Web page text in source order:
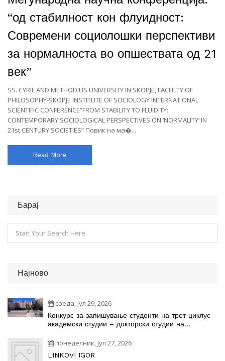
“од стабилност кон флуидност:
Современи социолошки перспективи
за нормалноста во опшествата од 21
век”
SS. CYRIL AND METHODIUS UNIVERSITY IN SKOPJE, FACULTY OF
PHILOSOPHY-SKOPJE INSTITUTE OF SOCIOLOGY INTERNATIONAL
SCIENTIFIC CONFERENCE“FROM STABILITY TO FLUIDITY:
CONTEMPORARY SOCIOLOGICAL PERSPECTIVES ON ‘NORMALITY’ IN
21st CENTURY SOCIETIES” Повик на ма�...
Read More
Барај
Најново
среда, Јул 29, 2026
Конкурс за запишување студенти на трет циклус
академски студии – докторски студии на
понеделник, Јул 27, 2026
LINKOVI IGOR